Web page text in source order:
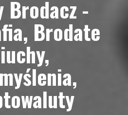
Brodacz -
Brodate